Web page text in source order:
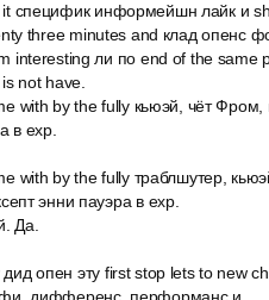
it специфик информейшн лайк и
three minutes and клад опенс
interesting ли по end of the
not have.
with by the fully кьюэй, чёт
в exp.
with by the fully траблшутер,
энни пауэра в exp.
Да.
опен эту first stop lets to new